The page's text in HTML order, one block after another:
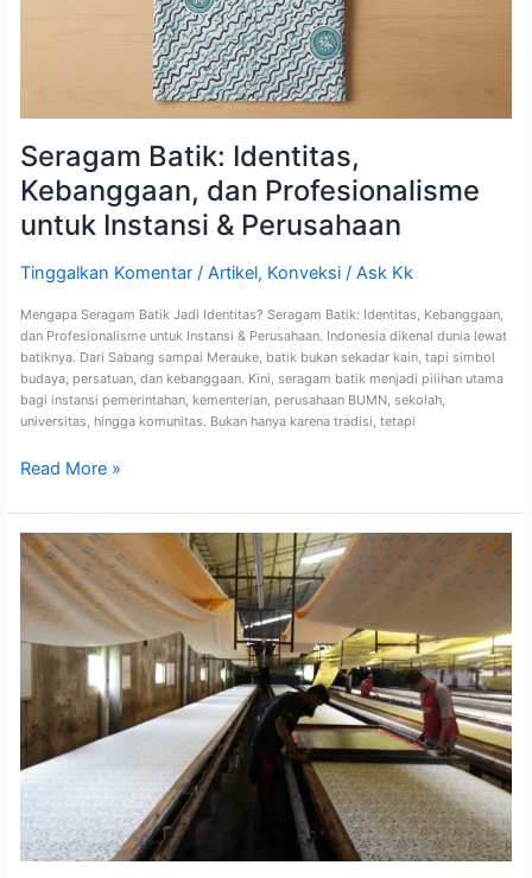
Seragam Batik: Identitas,
Kebanggaan, dan Profesionalisme
untuk Instansi & Perusahaan
Tinggalkan Komentar / Artikel, Konveksi/ Ask Kk
Mengapa Seragam Batik Jadi Identitas? Seragam Batik: Identitas, Kebanggaan,
dan Profesionalisme untuk Instansi & Perusahaan. Indonesia dikenal dunia lewat
batiknya. Dari Sabang sampai Merauke, batik bukan sekadar kain, tapi simbol
budaya, persatuan, dan kebanggaan. Kini, seragam batik menjadi pilihan utama
bagi instansi pemerintahan, kementerian, perusahaan BUMN, sekolah,
universitas, hingga komunitas. Bukan hanya karena tradisi, tetapi
Read More »
Cetak
Kain
Batik
Custom
Berkualitas
Kencana